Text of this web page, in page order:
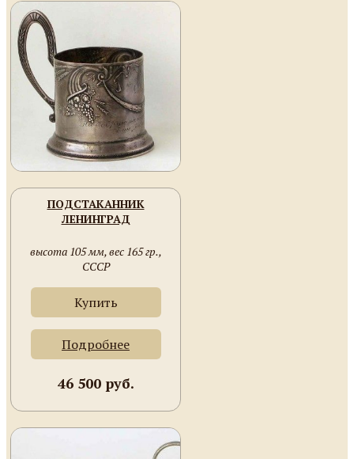
ПОДСТАКАННИК
ЛЕНИНГРАД
высота 105 мм, вес 165 гр.,
СССР
Купить
Подробнее
46 500 руб.